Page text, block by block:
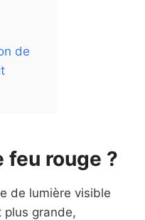
de
feu rouge ?
de lumière visible
plus grande,